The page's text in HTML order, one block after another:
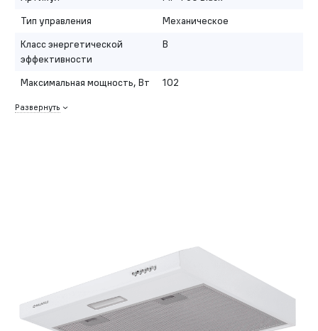
Тип управления
Механическое
Класс энергетической
эффективности
B
Максимальная мощность, Вт 102
Развернуть